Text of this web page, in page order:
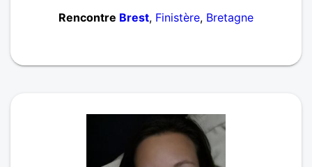
Rencontre Brest, Finistère, Bretagne